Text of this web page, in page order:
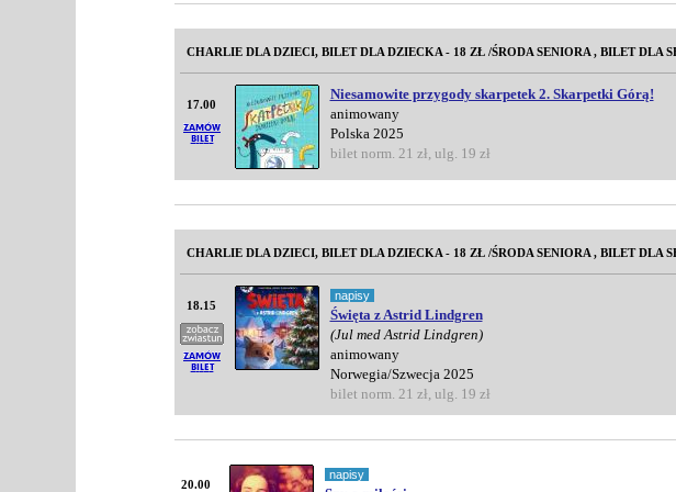
CHARLIE DLA DZIECI, BILET DLA DZIECKA - 18 ZŁ /ŚRODA SENIORA , BILET DLA
17.00
Niesamowite przygody skarpetek 2. Skarpetki Górą!
animowany
Polska 2025
bilet norm. 21 zł, ulg. 19 zł
CHARLIE DLA DZIECI, BILET DLA DZIECKA - 18 ZŁ /ŚRODA SENIORA , BILET DLA
18.15
napisy
Święta z Astrid Lindgren
(Jul med Astrid Lindgren)
animowany
Norwegia/Szwecja 2025
bilet norm. 21 zł, ulg. 19 zł
20.00
napisy